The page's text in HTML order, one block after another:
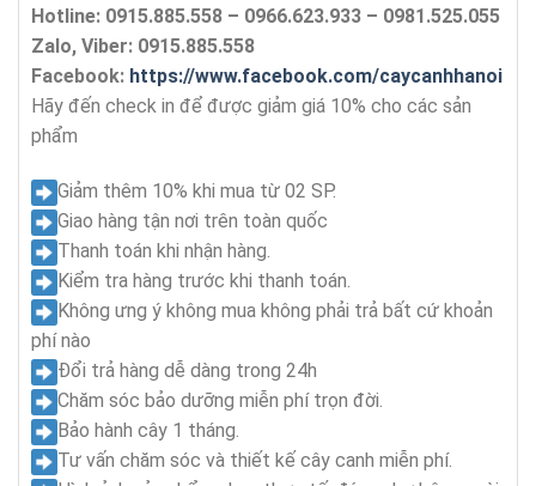
Hotline: 0915.885.558 – 0966.623.933 – 0981.525.055
Zalo, Viber: 0915.885.558
Facebook: https://www.facebook.com/caycanhhanoi
Hãy đến check in để được giảm giá 10% cho các sản
phẩm
Giảm thêm 10% khi mua từ 02 SP.
Giao hàng tận nơi trên toàn quốc
Thanh toán khi nhận hàng.
Kiểm tra hàng trước khi thanh toán.
Không ưng ý không mua không phải trả bất cứ khoản
phí nào
Đổi trả hàng dễ dàng trong 24h
Chăm sóc bảo dưỡng miễn phí trọn đời.
Bảo hành cây 1 tháng.
Tư vấn chăm sóc và thiết kế cây canh miễn phí.